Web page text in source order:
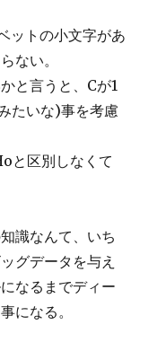
ットの小文字があ
ない。
と言うと、Cが1
たいな)事を考慮
と区別しなくて
識なんて、いち
グデータを与え
なるまでディー
になる。